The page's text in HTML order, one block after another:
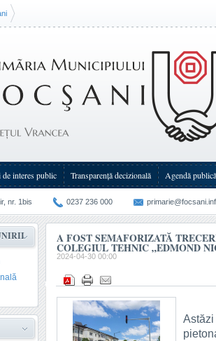
interes public Transparenţă decizională Agendă publică
nr. 1bis 0237 236 000
A FOST SEMAFORIZATĂ
COLEGIUL TEHNIC „EDMOND
2024-04-30 00:00